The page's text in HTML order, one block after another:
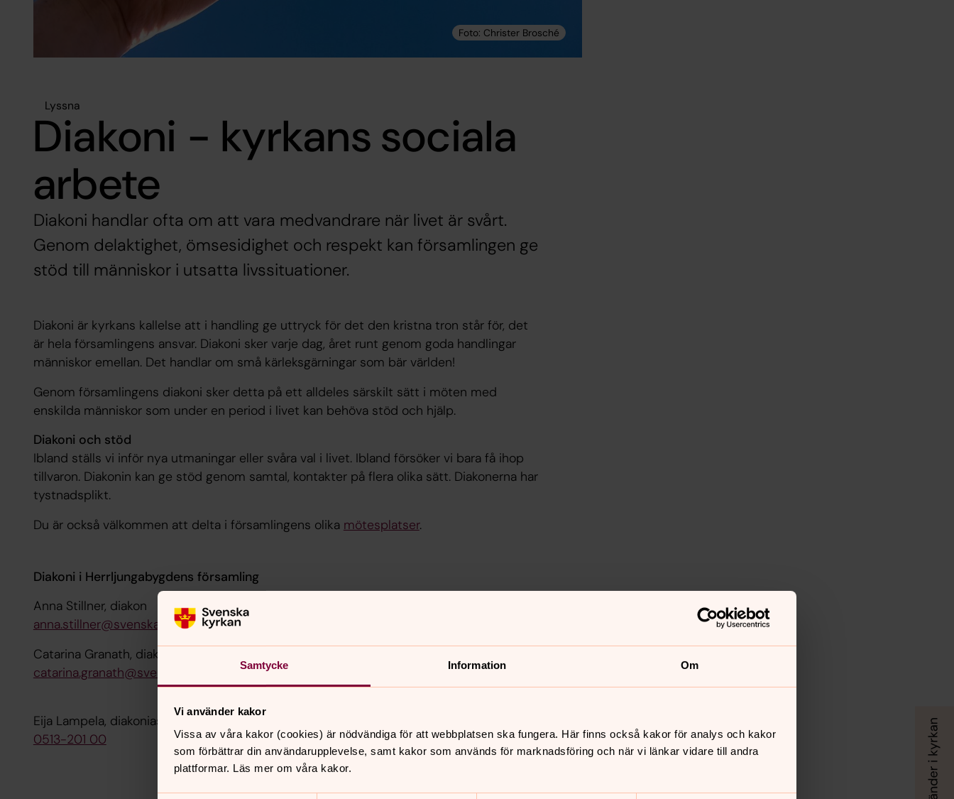
Samtycke Information Om
Vi använder kakor
Vissa av våra kakor (cookies) är nödvändiga för att webbplatsen ska fungera. Här finns också kakor för analys och kakor
som förbättrar din användarupplevelse, samt kakor som används för marknadsföring och när vi länkar vidare till andra
plattformar. Läs mer om våra kakor.
Lyssna
Diakoni - kyrkans sociala
arbete
Diakoni handlar ofta om att vara medvandrare när livet är svårt.
Genom delaktighet, ömsesidighet och respekt kan församlingen ge
stöd till människor i utsatta livssituationer.
Diakoni är kyrkans kallelse att i handling ge uttryck för det den kristna tron står för, det
är hela församlingens ansvar. Diakoni sker varje dag, året runt genom goda handlingar
människor emellan. Det handlar om små kärleksgärningar som bär världen!
Genom församlingens diakoni sker detta på ett alldeles särskilt sätt i möten med
enskilda människor som under en period i livet kan behöva stöd och hjälp.
Diakoni och stöd
Ibland ställs vi inför nya utmaningar eller svåra val i livet. Ibland försöker vi bara få ihop
tillvaron. Diakonin kan ge stöd genom samtal, kontakter på flera olika sätt. Diakonerna har
tystnadsplikt.
Du är också välkommen att delta i församlingens olika mötesplatser.
Diakoni i Herrljungabygdens församling
Anna Stillner, diakon
anna.stillner@svenskakyrkan.se
Catarina Granath, diakon
catarina.granath@svenskakyrkan.se
Eija Lampela, diakoniassistent i finskspråkig verksamhet
0513-201 00